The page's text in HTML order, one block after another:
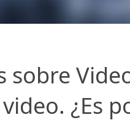
sobre
¿Es